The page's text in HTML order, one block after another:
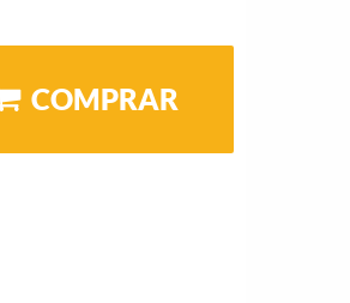
COMPRAR